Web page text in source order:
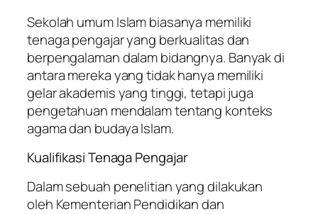
Sekolah umum Islam biasanya memiliki
tenaga pengajar yang berkualitas dan
berpengalaman dalam bidangnya. Banyak di
antara mereka yang tidak hanya memiliki
gelar akademis yang tinggi, tetapi juga
pengetahuan mendalam tentang konteks
agama dan budaya Islam.
Kualifikasi Tenaga Pengajar
Dalam sebuah penelitian yang dilakukan
oleh Kementerian Pendidikan dan